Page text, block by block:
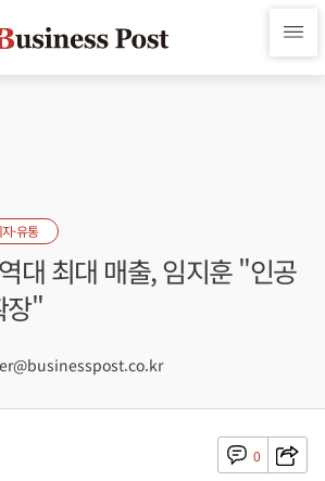
·유통
대 최대 매출, 임지훈 "인공
장"
0